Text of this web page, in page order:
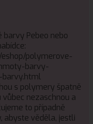
Pebeo nebo
polymerove-
barvy-
s polymery špatně
nezaschnou a
to případně
abyste věděla, jestli